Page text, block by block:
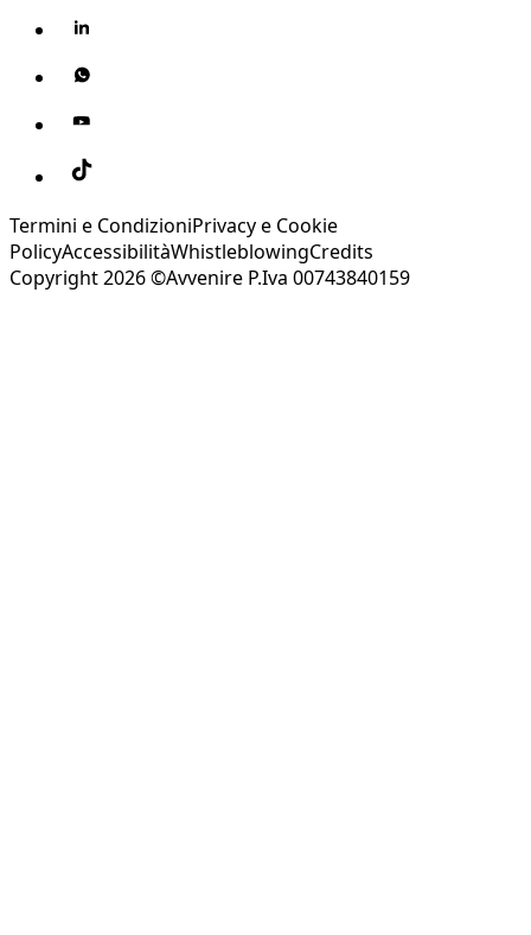
Termini e CondizioniPrivacy e Cookie
PolicyAccessibilitàWhistleblowingCredits
Copyright 2026 ©Avvenire P.Iva 00743840159